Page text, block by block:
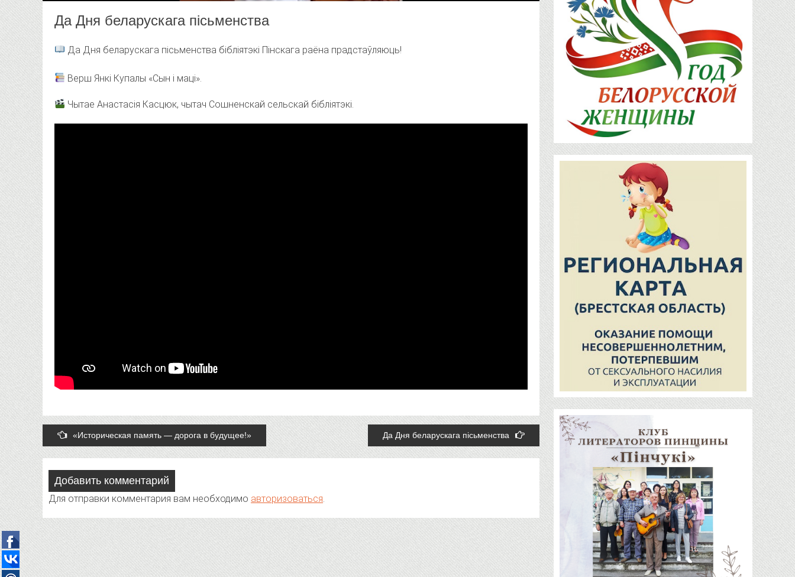
Да Дня беларускага пісьменства
Да Дня беларускага пісьменства бібліятэкі Пінскага раёна прадстаўляюць!
Верш Янкі Купалы «Сын і маці».
Чытае Анастасія Касцюк, чытач Сошненскай сельскай бібліятэкі.
Post
navigation
«Историческая память — дорога в будущее!» Да Дня беларускага пісьменства
Добавить комментарий
Для отправки комментария вам необходимо авторизоваться.